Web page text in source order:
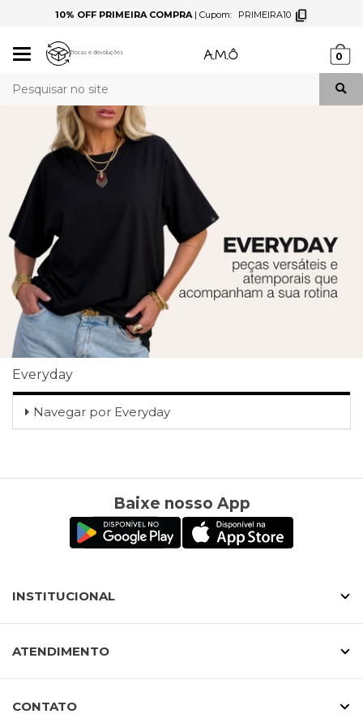
10% OFF PRIMEIRA COMPRA| Cupom: PRIMEIRA10
Mudar
Trocas e devoluções 0
Everyday
Navegar por Everyday
Baixe nosso App
INSTITUCIONAL
ATENDIMENTO
CONTATO